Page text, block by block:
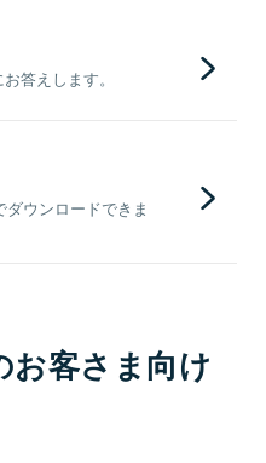
答えします。
ウンロードできま
お客さま向け